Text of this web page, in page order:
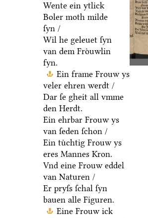
Wente ein ytlick
Boler moth milde
ſyn /
Wil he geleuet ſyn
van dem Froͤuwlin
fyn.
Ein frame Frouw ys
veler ehren werdt /
Dar ſe gheit all vmme
den Herdt.
Ein ehrbar Frouw ys
van ſeden ſchon /
Ein tuͤchtig Frouw ys
eres Mannes Kron.
Vnd eine Frouw eddel
van Naturen /
Er pryſs ſchal ſyn
bauen alle Figuren.
Eine Frouw ick